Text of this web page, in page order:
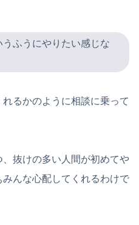
ふうにやりたい感じな
るかのように相談に乗って
抜けの多い人間が初めてや
んな心配してくれるわけで